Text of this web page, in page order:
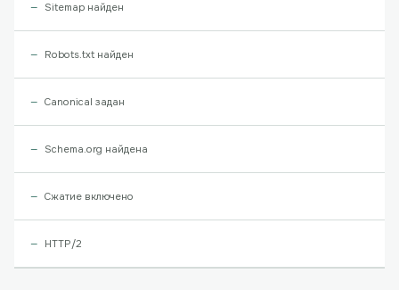
Sitemap найден
Robots.txt найден
Canonical задан
Schema.org найдена
Сжатие включено
HTTP/2